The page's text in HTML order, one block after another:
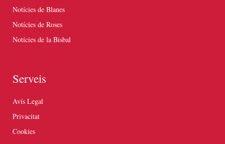
Notícies de Blanes
Notícies de Roses
Notícies de la Bisbal
Serveis
Avís Legal
Privacitat
Cookies